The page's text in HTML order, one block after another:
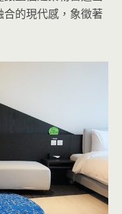
的現代感，象徵著